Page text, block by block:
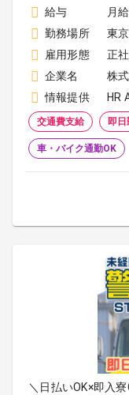
給与
月
勤務場所
東
雇用形態
正
企業名
株
情報提供
HR
交通費支給 即日
車・バイク通勤OK
＼日払いOK×即入